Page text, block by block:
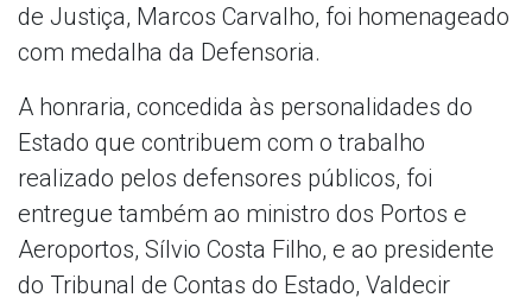
de Justiça, Marcos Carvalho, foi homenageado
com medalha da Defensoria.
A honraria, concedida às personalidades do
Estado que contribuem com o trabalho
realizado pelos defensores públicos, foi
entregue também ao ministro dos Portos e
Aeroportos, Sílvio Costa Filho, e ao presidente
do Tribunal de Contas do Estado, Valdecir